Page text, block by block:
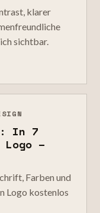
klarer
sichtbar.
In 7
–
Farben und
Logo kostenlos